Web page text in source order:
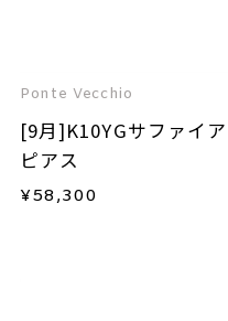
Ponte Vecchio
[9月]K10YGサファイア
ピアス
¥58,300